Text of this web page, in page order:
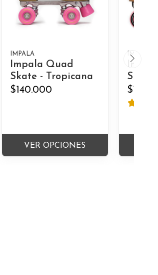
IMPALA
Impala Quad
Skate - Tropicana
$140.000
VER OPCIONES
IMPALA
Skate